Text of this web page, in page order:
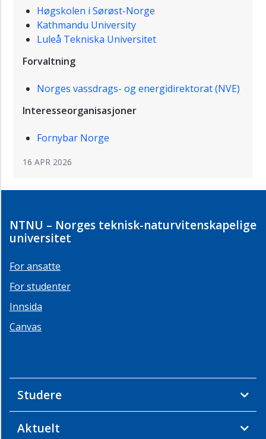
Høgskolen i Sørøst-Norge
Kathmandu University
Luleå Tekniska Universitet
Forvaltning
Norges vassdrags- og energidirektorat (NVE)
Interesseorganisasjoner
Fornybar Norge
16 APR 2026
NTNU – Norges teknisk-naturvitenskapelige
universitet
For ansatte
For studenter
Innsida
Canvas
Studere
Aktuelt